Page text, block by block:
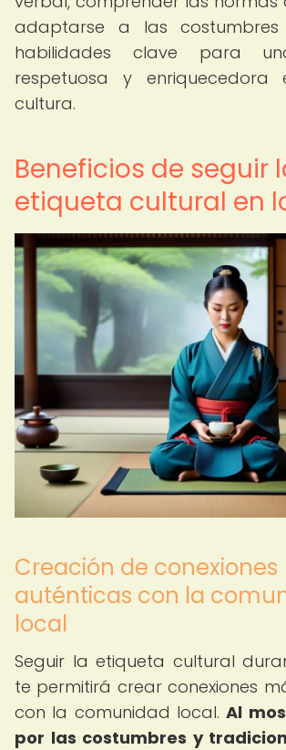
adaptarse a las costumbres
habilidades clave para
respetuosa y enriquecedora
cultura.
Beneficios de seguir
etiqueta cultural en
Creación de conexiones
auténticas con la
local
Seguir la etiqueta cultural
te permitirá crear conexiones
con la comunidad local.Al
por las costumbres y